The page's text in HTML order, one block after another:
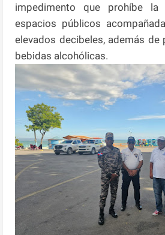
impedimento que prohíbe
espacios públicos
elevados decibeles, además de
bebidas alcohólicas.